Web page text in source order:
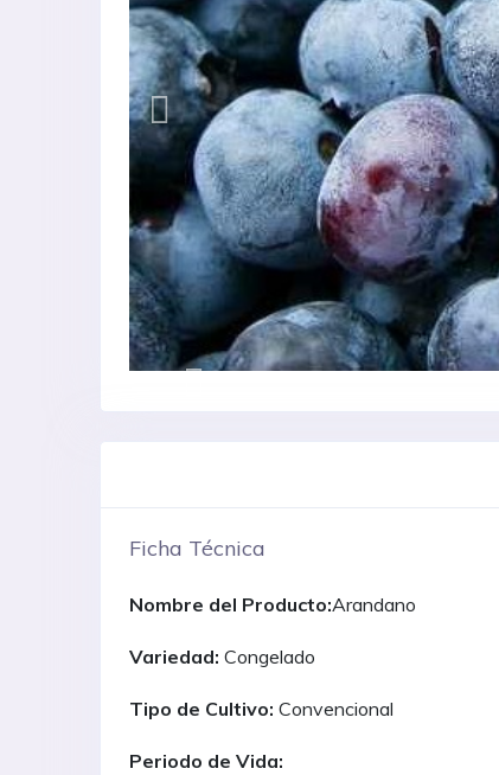
Ficha Técnica
Nombre del Producto:Arandano
Variedad: Congelado
Tipo de Cultivo: Convencional
Periodo de Vida: